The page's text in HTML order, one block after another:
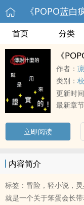
首页 分类
作者：
类别：
更新时间
最新章节
立即阅读
内容简介
标签：冒险，轻小说，灵
就是一个关于笨蛋会长